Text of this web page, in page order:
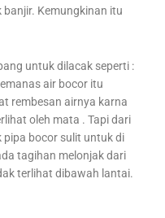
Kemungkinan itu
untuk dilacak seperti :
air bocor itu
rembesan airnya karna
oleh mata . Tapi dari
bocor sulit untuk di
tagihan melonjak dari
terlihat dibawah lantai.